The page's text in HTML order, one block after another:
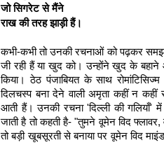
जो सिगरेट से मैंने
राख की तरह झाड़ी हैं।
कभी-कभी तो उनकी रचनाओं को पढ़कर समझ
जी रही हैं या खुद को। उन्होंने खुद के बहाने
किया। ठेठ पंजाबियत के साथ
दिलचस्प बना देने वाली अमृता कहीं न
आती हैं। उनकी रचना 'दिल्ली की गलियाँ'
जाती है तो कहती है- "तुमने वूमेन विद फ्लावर,
तो बड़ी खूबसूरती से बनाया पर वूमेन विद